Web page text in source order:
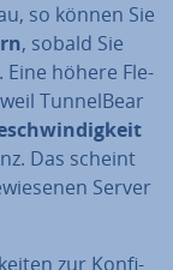
so können Sie
, sobald Sie
Eine höhere Fle­
Tun­nel­Bear
Das scheint
Server
zur Kon­fi­